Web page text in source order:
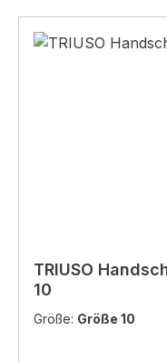
TRIUSO
10
Größe: Größe 10